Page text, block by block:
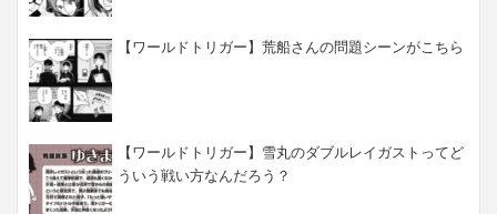
【ワールドトリガー】荒船さんの問題シーンがこちら
【ワールドトリガー】雪丸のダブルレイガストってど
ういう戦い方なんだろう？